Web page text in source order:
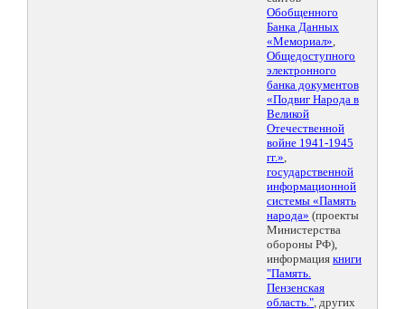
Обобщенного
Банка Данных
«Мемориал»,
Общедоступного
электронного
банка документов
«Подвиг Народа в
Великой
Отечественной
войне 1941-1945
гг.»,
государственной
информационной
системы «Память
народа» (проекты
Министерства
обороны РФ),
информация книги
"Память.
Пензенская
область.", других